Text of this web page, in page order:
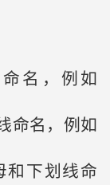
名，例如
命名，例如
和下划线命